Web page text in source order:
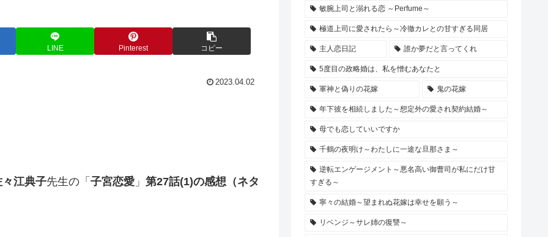
LINE Pinterest コピー
2023.04.02
々江典子先生の「 子宮恋愛 」 第27話(1)の感想（ネタ
敏腕上司と溺れる恋 ～Perfume～
極道上司に愛されたら～冷徹カレとの甘すぎる同居
主人恋日記 誰か夢だと言ってくれ
5度目の政略婚は、私を憎むあなたと
軍神と偽りの花嫁 鬼の花嫁
年下彼を相続しました～想定外の愛され契約結婚～
母でも恋していいですか
千鶴の夜明け～わたしに一途な旦那さま～
逆転エンゲージメント～悪名高い御曹司が私にだけ甘
すぎる～
寧々の結婚～望まれぬ花嫁は幸せを願う～
リベンジ～サレ姉の復讐～